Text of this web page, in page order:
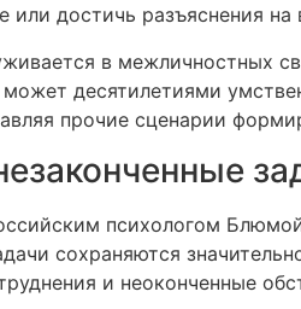
или достичь разъяснения
в межличностных
десятилетиями
прочие сценарии
психологом
сохраняются
и неоконченные